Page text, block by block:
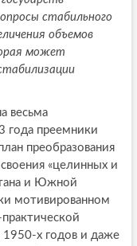
стабильного
объемов
может
весьма
года преемники
преобразования
«целинных и
и Южной
мотивированном
х годов и даже